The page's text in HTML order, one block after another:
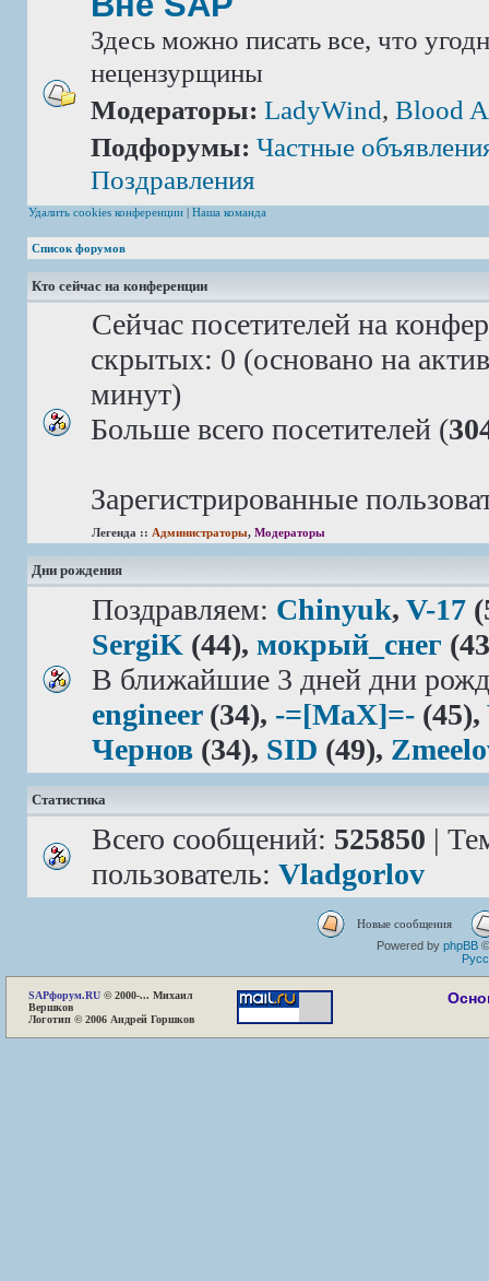
Здесь можно писать все, что
нецензурщины
Модераторы: LadyWind, Blood
Подфорумы: Частные
Поздравления
Удалить cookies конференции | Наша команда
Список форумов
Кто сейчас на конференции
Сейчас посетителей на
скрытых: 0 (основано на
минут)
Больше всего посетителей (
Зарегистрированные
Легенда :: Администраторы, Модераторы
Дни рождения
Поздравляем: Chinyuk, V-17
SergiK (44), мокрый_снег
В ближайшие 3 дней дни
engineer(34), -=[MaX]=- (45),
Чернов (34), SID (49),
Статистика
Всего сообщений: 525850 |
пользователь: Vladgorlov
Новые сообщения
Powered by phpBB
SAPфорум.RU © 2000-... Михаил
Вершков
Логотип © 2006 Андрей Горшков